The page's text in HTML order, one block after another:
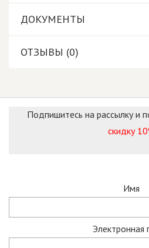
ДОКУМЕНТЫ
ОТЗЫВЫ (0)
Подпишитесь на рассылку и
скидку
Имя
Электронная